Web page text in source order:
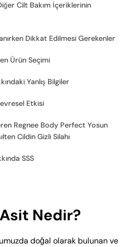
Cilt Bakım İçeriklerinin
Dikkat Edilmesi Gerekenler
Ürün Seçimi
Yanlış Bilgiler
Etkisi
Regnee Body Perfect Yosun
Cildin Gizli Silahı
SSS
Nedir?
doğal olarak bulunan ve